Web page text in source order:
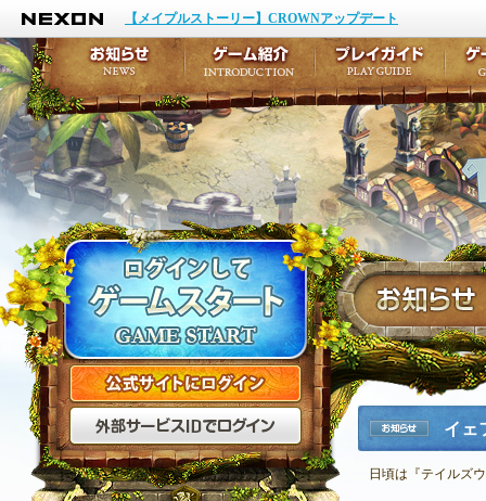
NEXON
【メイプルストーリー】CROWNアップデート
公式サイトにログイン
外部サービスIDでログ
お知らせ
イェ
日頃は『テイルズ
お知らせ
イベント
アップデート
メンテナンス
ゲーム紹介
キャラクター作成
テイルズ初級者講座
ここだけは知ってお